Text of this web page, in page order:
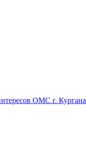
ОМС г. Кургана